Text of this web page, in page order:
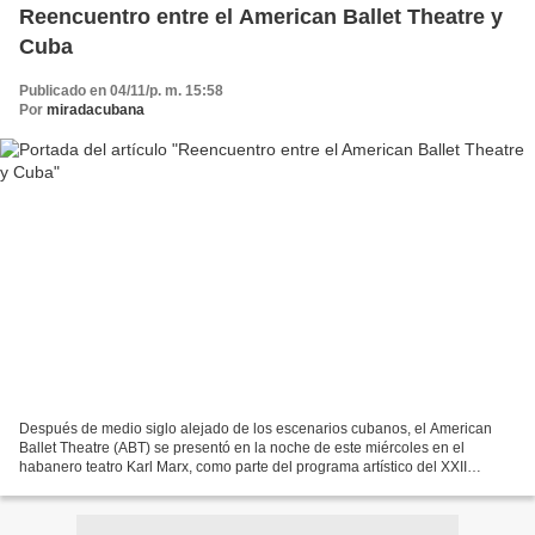
Reencuentro entre el American Ballet Theatre y
Cuba
Publicado en 04/11/p. m. 15:58
Por miradacubana
Después de medio siglo alejado de los escenarios cubanos, el American
Ballet Theatre (ABT) se presentó en la noche de este miércoles en el
habanero teatro Karl Marx, como parte del programa artístico del XXII